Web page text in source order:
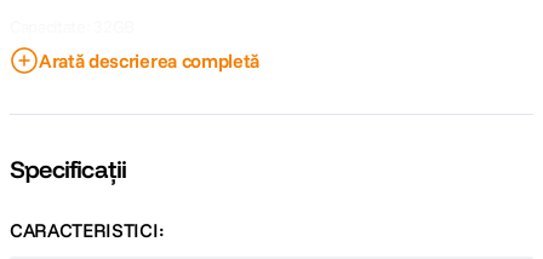
SanDisk Secure Access
Arată descrierea completă
Specificații
CARACTERISTICI: